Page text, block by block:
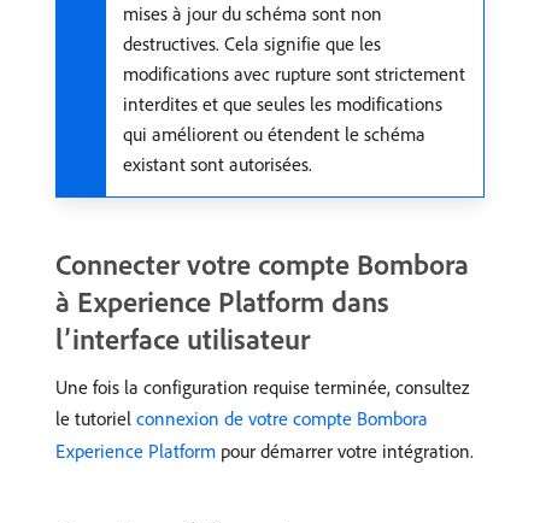
mises à jour du schéma sont non
destructives. Cela signifie que les
modifications avec rupture sont strictement
interdites et que seules les modifications
qui améliorent ou étendent le schéma
existant sont autorisées.
Connecter votre compte Bombora
à Experience Platform dans
l’interface utilisateur
Une fois la configuration requise terminée, consultez
le tutoriel connexion de votre compte Bombora
Experience Platform pour démarrer votre intégration.